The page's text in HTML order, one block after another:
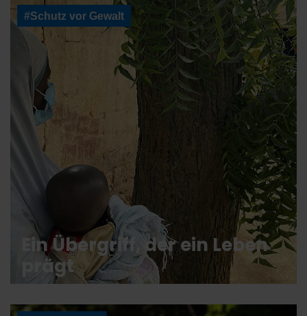
#Schutz vor Gewalt
Ein Übergriff, der ein Leben
prägt